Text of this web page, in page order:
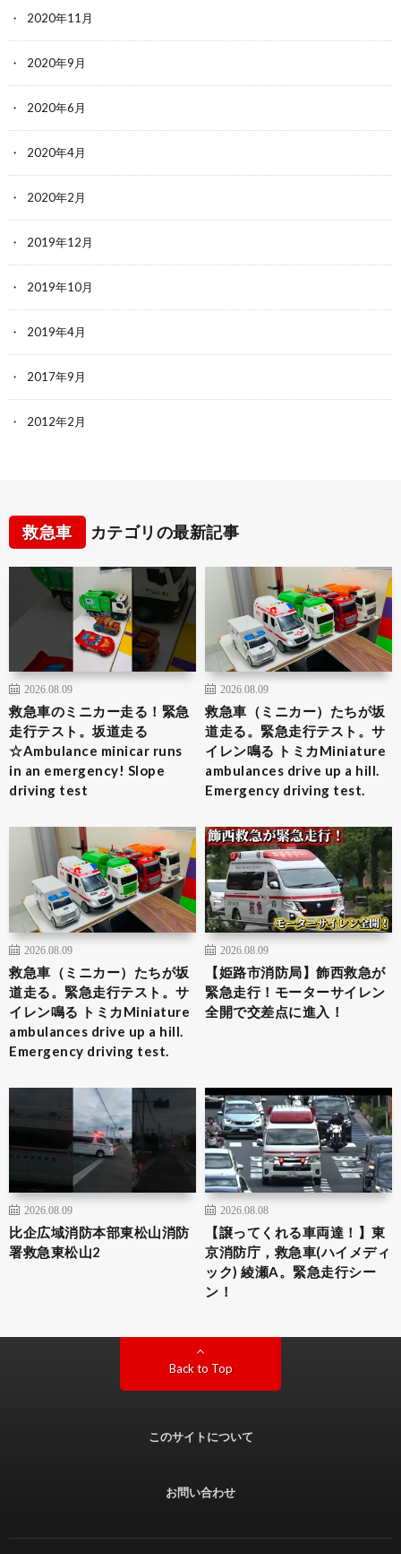
2020年11月
2020年9月
2020年6月
2020年4月
2020年2月
2019年12月
2019年10月
2019年4月
2017年9月
2012年2月
救急車 カテゴリの最新記事
2026.08.09
救急車のミニカー走る！緊急
走行テスト。坂道走る
☆Ambulance minicar runs
in an emergency! Slope
driving test
2026.08.09
救急車（ミニカー）たちが坂
道走る。緊急走行テスト。サ
イレン鳴る トミカMiniature
ambulances drive up a hill.
Emergency driving test.
2026.08.09
救急車（ミニカー）たちが坂
道走る。緊急走行テスト。サ
イレン鳴る トミカMiniature
ambulances drive up a hill.
Emergency driving test.
2026.08.09
【姫路市消防局】飾西救急が
緊急走行！モーターサイレン
全開で交差点に進入！
2026.08.09
比企広域消防本部東松山消防
署救急東松山2
2026.08.08
【譲ってくれる車両達！】東
京消防庁，救急車(ハイメディ
ック) 綾瀬A。緊急走行シー
ン！
Back to Top
このサイトについて
お問い合わせ